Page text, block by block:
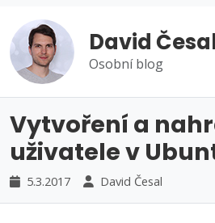
David
Osobní blog
Vytvoření a
uživatele v
5.3.2017 David Česal